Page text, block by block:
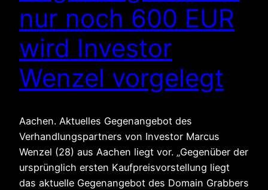
nur noch 600 EUR
wird Investor
Wenzel vorgelegt
Aachen. Aktuelles Gegenangebot des
Verhandlungspartners von Investor Marcus
Wenzel (28) aus Aachen liegt vor. „Gegenüber der
ursprünglich ersten Kaufpreisvorstellung liegt
das aktuelle Gegenangebot des Domain Grabbers